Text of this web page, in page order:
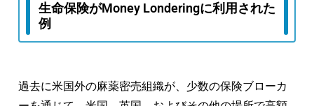
生命保険がMoney Londeringに利用された
例
過去に米国外の麻薬密売組織が、少数の保険ブローカ